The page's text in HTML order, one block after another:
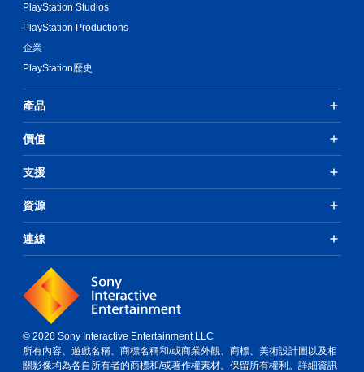
PlayStation Studios
PlayStation Productions
企業
PlayStation歷史
產品
價值
支援
資源
連線
© 2026 Sony Interactive Entertainment LLC
所有內容、遊戲名稱、商標名稱和/或商業外觀、商標、美術設計圖以及相
關影像均為各自所有者的商標和/或著作權素材。保留所有權利。 詳細資訊